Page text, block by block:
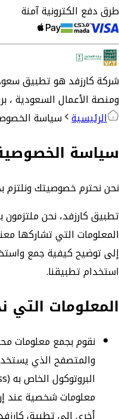
طرق دفع الكترونية آمنة
شركةكارزفدهو تطبيق
ومنصة الأعمال السعودية ،
الرئيسية سياسة
سياسة
نحن نحترم خصوصيتك ونلتزم
تطبيق كارزفد، نحن
المعلومات التي تشاركها
إلى توضيح كيفية جمع
استخدام تطبيقنا.
المعلومات التي
نقوم بجمع معلومات
والمتصفح الذي
معلومات شخصية عند